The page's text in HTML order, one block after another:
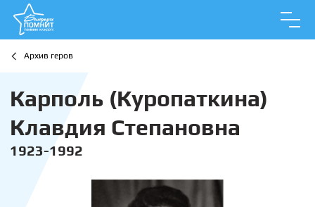
Архив геров
Карполь (Куропаткина)
Клавдия Степановна
1923-1992